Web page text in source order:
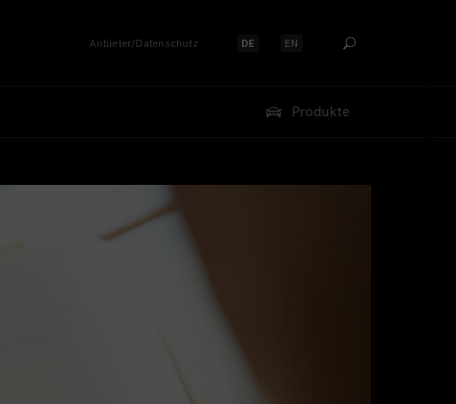
Anbieter/Datenschutz Sprache auswählen:
DE Sprache auswählen:
EN
Produkte